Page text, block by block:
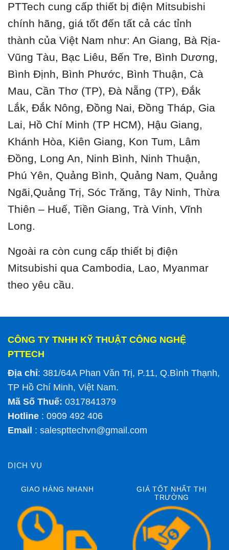
PTTech cung cấp thiết bị điện Mitsubishi
chính hãng, giá tốt đến tất cả các tỉnh
thành của Việt Nam như: An Giang, Bà Rịa-
Vũng Tàu, Bạc Liêu, Bến Tre, Bình Dương,
Bình Định, Bình Phước, Bình Thuận, Cà
Mau, Cần Thơ (TP), Đà Nẵng (TP), Đắk
Lắk, Đắk Nông, Đồng Nai, Đồng Tháp, Gia
Lai, Hồ Chí Minh (TP HCM), Hậu Giang,
Khánh Hòa, Kiên Giang, Kon Tum, Lâm
Đồng, Long An, Ninh Bình, Ninh Thuận,
Phú Yên, Quảng Bình, Quảng Nam, Quảng
Ngãi,Quảng Trị, Sóc Trăng, Tây Ninh, Thừa
Thiên – Huế, Tiền Giang, Trà Vinh, Vĩnh
Long.
Ngoài ra còn cung cấp thiết bị điện
Mitsubishi qua Cambodia, Lao, Myanmar
theo yêu cầu.
CÔNG TY TNHH KỸ THUẬT CÔNG NGHỆ
PTTECH
Địa chỉ: 381/64A Phan Văn Trị, P.11, Q.Bình Thạnh,
TP Hồ Chí Minh, Việt Nam.
Mã Số Thuế: 0317841379
Hotline : 0909 492 406
Email : salespttechvn@gmail.com
DỊCH VỤ
GIAO HÀNG NHANH
GIÁ TỐT NHẤT THỊ
TRƯỜNG